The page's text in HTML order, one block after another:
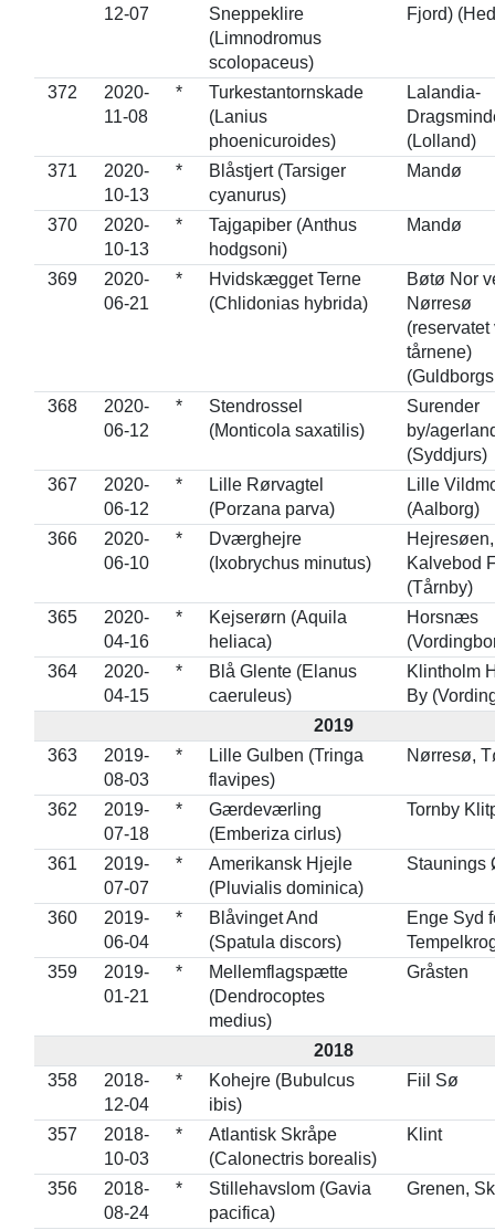
12-07
Sneppeklire
(Limnodromus
scolopaceus)
Fjord)
372
2020-
11-08
*
Turkestantornskade
(Lanius
phoenicuroides)
Lalandia-
(Lolland)
371
2020-
10-13
*
Blåstjert (Tarsiger
cyanurus)
Mandø
370
2020-
10-13
*
Tajgapiber (Anthus
hodgsoni)
Mandø
369
2020-
06-21
*
Hvidskægget Terne
(Chlidonias hybrida)
Bøtø Nor
Nørresø
(reservatet
tårnene)
368
2020-
06-12
*
Stendrossel
(Monticola saxatilis)
Surender
by/
(Syddjurs)
367
2020-
06-12
*
Lille Rørvagtel
(Porzana parva)
Lille
(Aalborg)
366
2020-
06-10
*
Dværghejre
(Ixobrychus minutus)
Hejresøen,
Kalvebod
(Tårnby)
365
2020-
04-16
*
Kejserørn (Aquila
heliaca)
Horsnæs
364
2020-
04-15
*
Blå Glente (Elanus
caeruleus)
Klintholm
By
2019
363
2019-
08-03
*
Lille Gulben (Tringa
flavipes)
Nørresø,
362
2019-
07-18
*
Gærdeværling
(Emberiza cirlus)
Tornby
361
2019-
07-07
*
Amerikansk Hjejle
(Pluvialis dominica)
Staunings
360
2019-
06-04
*
Blåvinget And
(Spatula discors)
Enge Syd
359
2019-
01-21
*
Mellemflagspætte
(Dendrocoptes
medius)
Gråsten
2018
358
2018-
12-04
*
Kohejre (Bubulcus
ibis)
Fiil Sø
357
2018-
10-03
*
Atlantisk Skråpe
(Calonectris borealis)
Klint
356
2018-
08-24
*
Stillehavslom (Gavia
pacifica)
Grenen,